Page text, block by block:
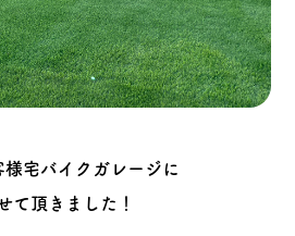
宅バイクガレージに
て頂きました！